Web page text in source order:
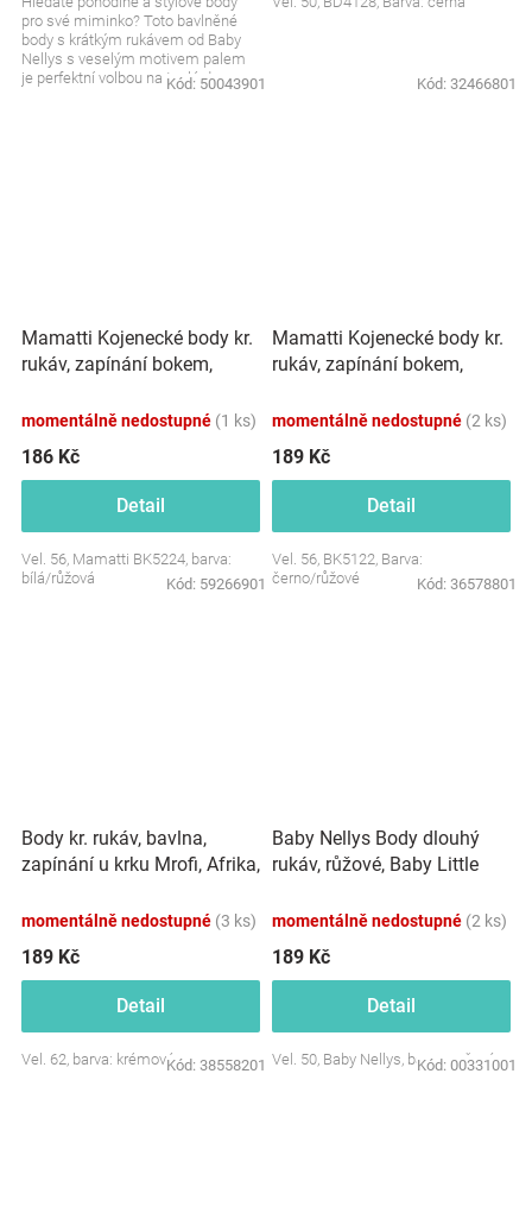
pro své miminko? Toto bavlněné
body s krátkým rukávem od Baby
Nellys s veselým motivem palem
je perfektní volbou na teplé dny.
Kód: 50043901 Kód: 32466801
Mamatti Kojenecké body kr.
rukáv, zapínání bokem,
momentálně nedostupné (1 ks)
186 Kč
Detail
Vel. 56, Mamatti BK5224, barva:
bílá/růžová
Kód: 59266901
Mamatti Kojenecké body kr.
rukáv, zapínání bokem,
černo/růžové
momentálně nedostupné (2 ks)
189 Kč
Detail
Vel. 56, BK5122, Barva:
černo/růžové
Kód: 36578801
Body kr. rukáv, bavlna,
zapínání u krku Mrofi, Afrika,
momentálně nedostupné (3 ks)
189 Kč
Detail
Vel. 62, barva: krémováKód: 38558201
Baby Nellys Body dlouhý
rukáv, růžové, Baby Little
momentálně nedostupné (2 ks)
189 Kč
Detail
Vel. 50, Baby Nellys, barva: ružová
Kód: 00331001